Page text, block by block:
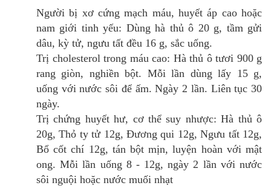
Người bị xơ cứng mạch máu, huyết áp cao hoặc
nam giới tinh yếu: Dùng hà thủ ô 20 g, tầm gửi
dâu, kỳ tử, ngưu tất đều 16 g, sắc uống.
Trị cholesterol trong máu cao: Hà thủ ô tươi 900 g
rang giòn, nghiền bột. Mỗi lần dùng lấy 15 g,
uống với nước sôi để ấm. Ngày 2 lần. Liên tục 30
ngày.
Trị chứng huyết hư, cơ thể suy nhược: Hà thủ ô
20g, Thỏ ty tử 12g, Đương qui 12g, Ngưu tất 12g,
Bổ cốt chí 12g, tán bột mịn, luyện hoàn với mật
ong. Mỗi lần uống 8 - 12g, ngày 2 lần với nước
sôi nguội hoặc nước muối nhạt